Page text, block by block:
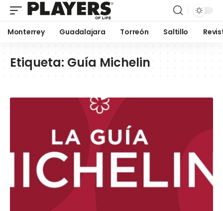
Monterrey Guadalajara Torreón Saltillo
Etiqueta: Guía Michelin